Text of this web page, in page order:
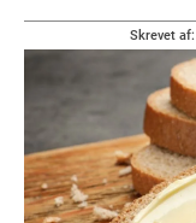
Skrevet af: